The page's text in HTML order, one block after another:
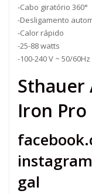
-Cabo giratório 360°
-Desligamento
-Calor rápido
-25-88 watts
-100-240 V ~ 50/60Hz
Sthauer
Iron
gal